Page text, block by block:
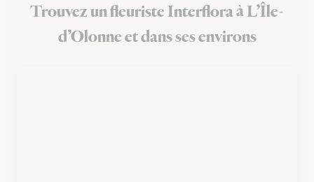
Trouvez un fleuriste Interflora à L’Île-
d’Olonne et dans ses environs